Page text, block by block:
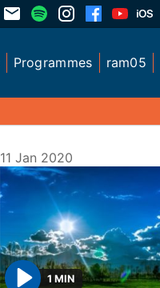
Programmes ram05
11 Jan 2020
1 MIN